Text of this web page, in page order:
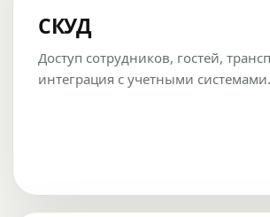
СКУД
Доступ сотрудников, гостей,
интеграция с учетными системами.